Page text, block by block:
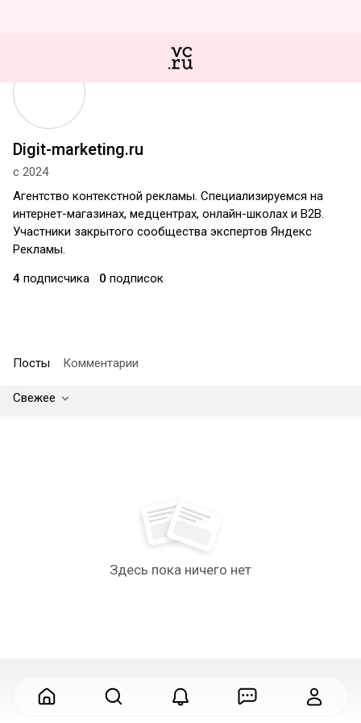
Digit-marketing.ru
с 2024
Агентство контекстной рекламы. Специализируемся на
интернет-магазинах, медцентрах, онлайн-школах и B2B.
Участники закрытого сообщества экспертов Яндекс
Рекламы.
4 подписчика 0 подписок
Посты Комментарии
Свежее
Здесь пока ничего нет